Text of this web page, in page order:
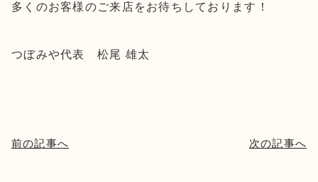
多くのお客様のご来店をお待ちしております！
つぼみや代表 松尾 雄太
前の記事へ 次の記事へ